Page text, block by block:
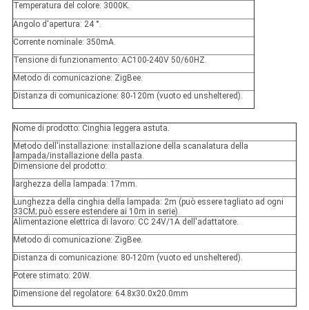
Temperatura del colore: 3000K.
Angolo d'apertura: 24 °.
Corrente nominale: 350mA.
Tensione di funzionamento: AC100-240V 50/60HZ.
Metodo di comunicazione: ZigBee.
Distanza di comunicazione: 80-120m (vuoto ed unsheltered).
Nome di prodotto: Cinghia leggera astuta.
Metodo dell'installazione: installazione della scanalatura della
lampada/installazione della pasta.
Dimensione del prodotto:
larghezza della lampada: 17mm.
Lunghezza della cinghia della lampada: 2m (può essere tagliato ad ogni
33CM; può essere estendere ai 10m in serie).
Alimentazione elettrica di lavoro: CC 24V/1A dell'adattatore.
Metodo di comunicazione: ZigBee.
Distanza di comunicazione: 80-120m (vuoto ed unsheltered).
Potere stimato: 20W.
Dimensione del regolatore: 64.8x30.0x20.0mm